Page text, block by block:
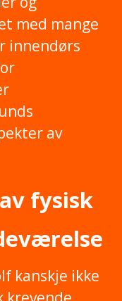
med mange
innendørs
av
fysisk
kanskje ikke